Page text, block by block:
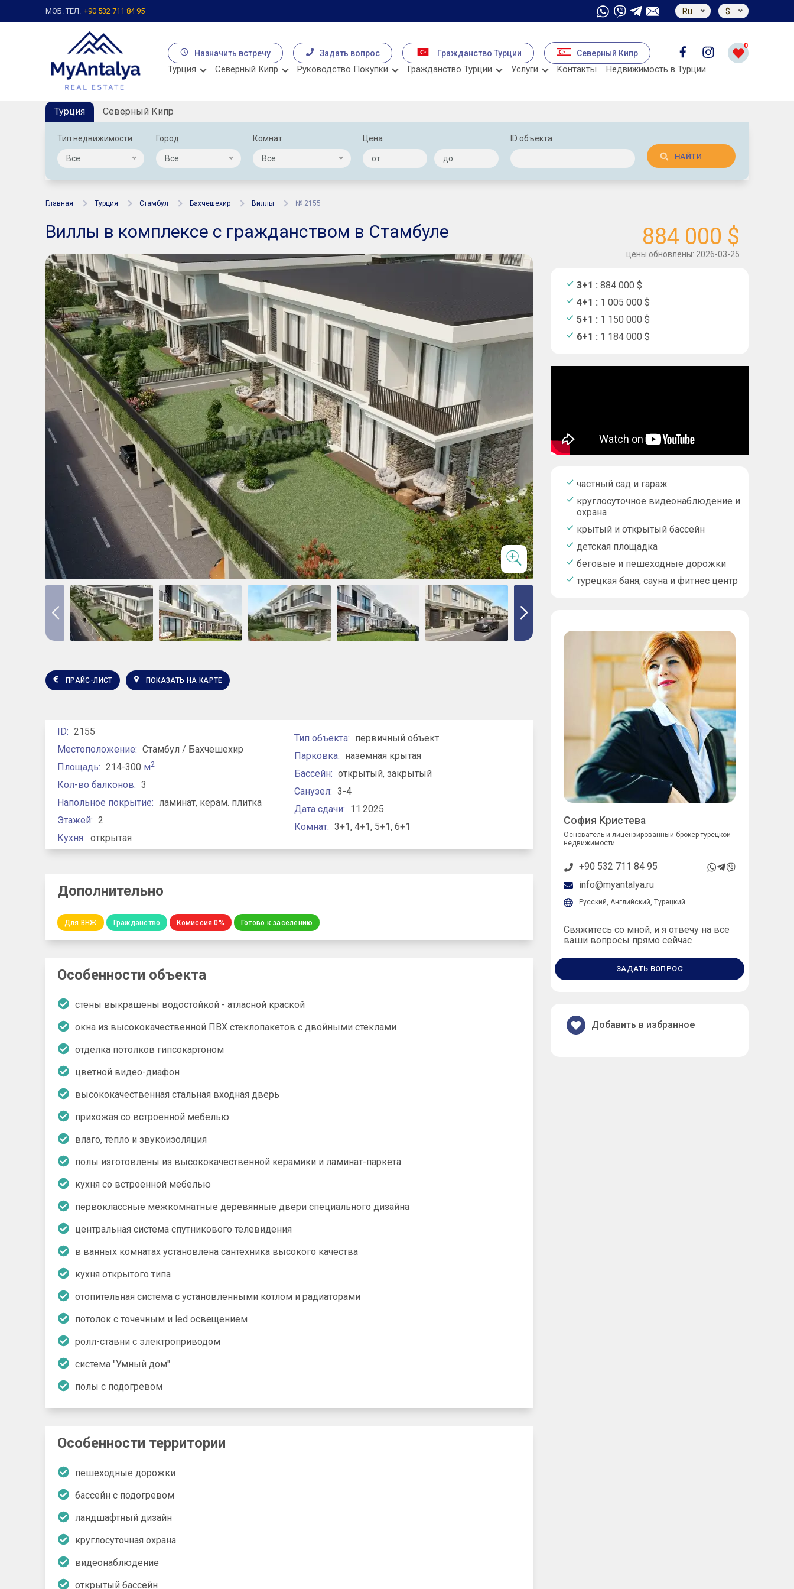
МОБ. ТЕЛ. +90 532 711 84 95 Ru $
Назначить встречу Задать вопрос Гражданство Турции Северный Кипр
0
Турция Северный Кипр Руководство Покупки Гражданство Турции Услуги Kонтакты Недвижимость в Турции
Турция Северный Кипр
Тип недвижимости
Все
Город
Все
Комнат
Все
Цена ID объекта
НАЙТИ
Главная Турция Стамбул Бахчешехир Виллы № 2155
Виллы в комплексе с гражданством в Стамбуле
ПРАЙС-ЛИСТ ПОКАЗАТЬ НА КАРТЕ
ID: 2155
Местоположение: Стамбул / Бахчешехир
Площадь: 214-300 м2
Кол-во балконов: 3
Напольное покрытие: ламинат, керам. плитка
Этажей: 2
Кухня: открытая
Тип объекта: первичный объект
Парковка: наземная крытая
Бассейн: открытый, закрытый
Санузел: 3-4
Дата сдачи: 11.2025
Комнат: 3+1, 4+1, 5+1, 6+1
Дополнительно
Для ВНЖ Гражданство Комиссия 0% Готово к заселению
Особенности объекта
стены выкрашены водостойкой - атласной краской
окна из высококачественной ПВХ стеклопакетов с двойными стеклами
отделка потолков гипсокартоном
цветной видео-диафон
высококачественная стальная входная дверь
прихожая со встроенной мебелью
влаго, тепло и звукоизоляция
полы изготовлены из высококачественной керамики и ламинат-паркета
кухня со встроенной мебелью
первоклассные межкомнатные деревянные двери специального дизайна
центральная система спутникового телевидения
в ванных комнатах установлена сантехника высокого качества
кухня открытого типа
отопительная система с установленными котлом и радиаторами
потолок с точечным и led освещением
ролл-ставни с электроприводом
система "Умный дом"
полы с подогревом
Особенности территории
пешеходные дорожки
бассейн с подогревом
ландшафтный дизайн
круглосуточная охрана
видеонаблюдение
открытый бассейн
884 000 $
цены обновлены: 2026-03-25
3+1 : 884 000 $
4+1 : 1 005 000 $
5+1 : 1 150 000 $
6+1 : 1 184 000 $
частный сад и гараж
круглосуточное видеонаблюдение и
охрана
крытый и открытый бассейн
детская площадка
беговые и пешеходные дорожки
турецкая баня, сауна и фитнес центр
София Кристева
Основатель и лицензированный брокер турецкой
недвижимости
+90 532 711 84 95
info@myantalya.ru
Русский, Английский, Турецкий
Свяжитесь со мной, и я отвечу на все
ваши вопросы прямо сейчас
ЗАДАТЬ ВОПРОС
Добавить в избранное